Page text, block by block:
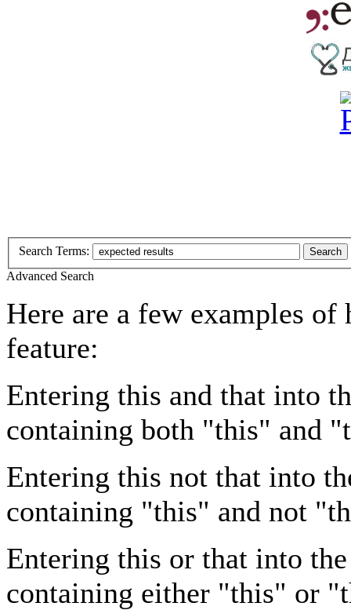
Search Terms: Search
Advanced Search
Here are a few examples of
feature:
Entering this and that into
containing both "this" and
Entering this not that into
containing "this" and not
Entering this or that into
containing either "this" or